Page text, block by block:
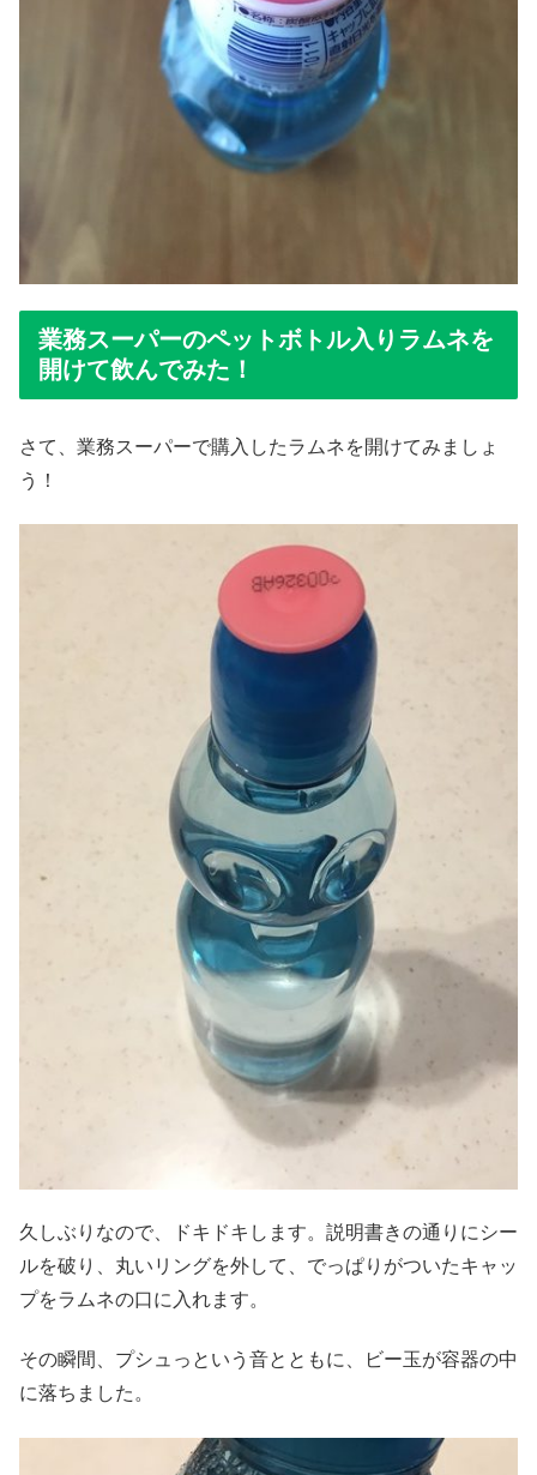
業務スーパーのペットボトル入りラムネを
開けて飲んでみた！
さて、業務スーパーで購入したラムネを開けてみましょ
う！
久しぶりなので、ドキドキします。説明書きの通りにシー
ルを破り、丸いリングを外して、でっぱりがついたキャッ
プをラムネの口に入れます。
その瞬間、プシュっという音とともに、ビー玉が容器の中
に落ちました。